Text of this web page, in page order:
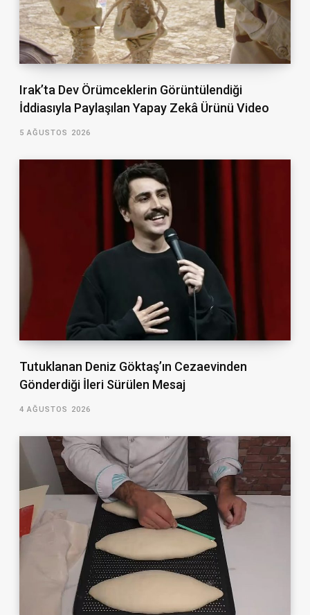
Irak’ta Dev Örümceklerin Görüntülendiği
İddiasıyla Paylaşılan Yapay Zekâ Ürünü Video
5 AĞUSTOS 2026
Tutuklanan Deniz Göktaş’ın Cezaevinden
Gönderdiği İleri Sürülen Mesaj
4 AĞUSTOS 2026